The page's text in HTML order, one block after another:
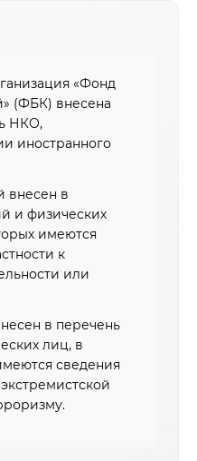
«Фонд
(ФБК) внесена
НКО,
иностранного
внесен в
и физических
имеются
к
или
в перечень
лиц, в
сведения